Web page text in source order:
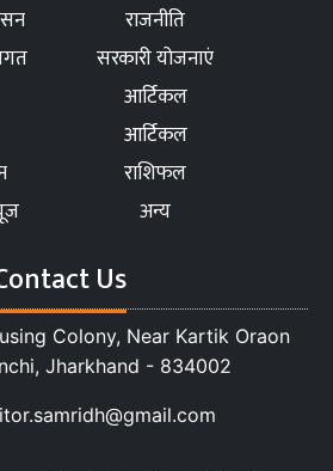
राजनीति
सरकारी योजनाएं
आर्टिकल
आर्टिकल
राशिफल
अन्य
Us
Colony, Near Kartik Oraon
Jharkhand - 834002